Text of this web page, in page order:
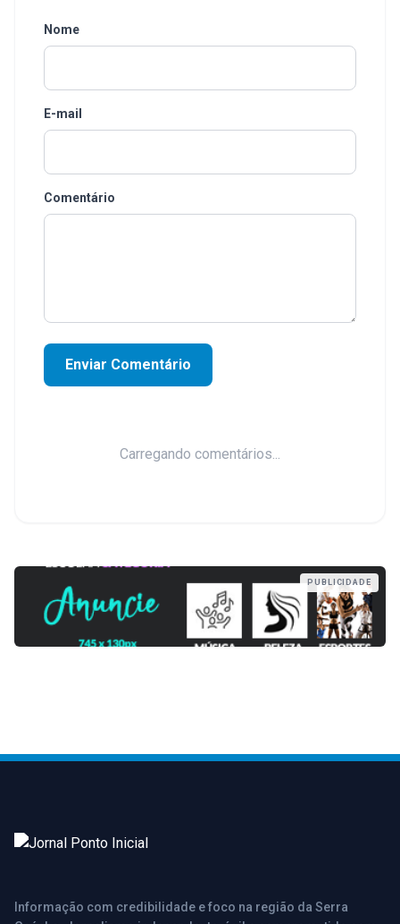
Nome
E-mail
Comentário
Enviar Comentário
Carregando comentários...
PUBLICIDADE
Informação com credibilidade e foco na região da Serra